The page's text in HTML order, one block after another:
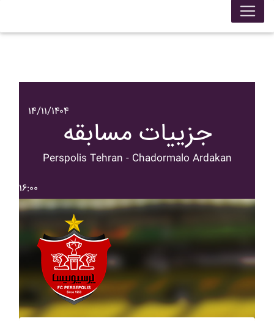
۱۴/۱۱/۱۴۰۴
جزییات مسابقه
Perspolis Tehran - Chadormalo Ardakan
۱۶:۰۰